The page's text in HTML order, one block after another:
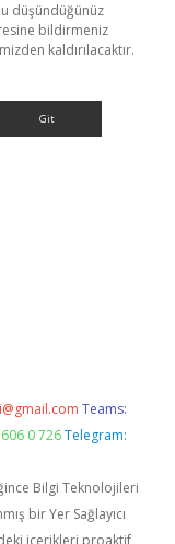
düşündüğünüz
bildirmeniz
kaldırılacaktır.
Teams:
0 726 Telegram:
Bilgi Teknolojileri
bir Yer Sağlayıcı
içerikleri proaktif